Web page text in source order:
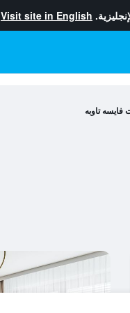
Visit site in English
فايسه تاوبه